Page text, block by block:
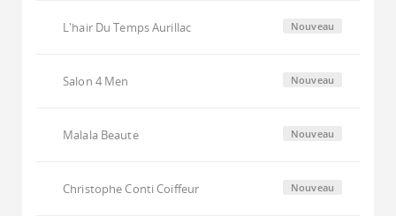
L'hair Du Temps Aurillac Nouveau
Salon 4 Men Nouveau
Malala Beaute Nouveau
Christophe Conti Coiffeur Nouveau